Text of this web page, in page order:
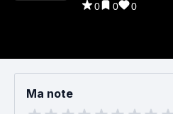
0 0 0
Ma note